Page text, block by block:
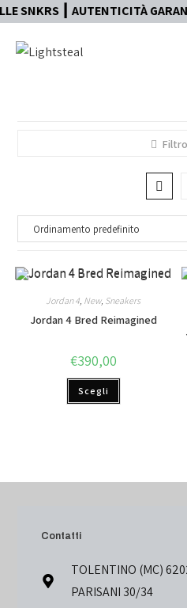
┃ AUTENTICITÀ
Filtro
Jordan 4, New, Sneakers
Jordan 4 Bred Reimagined
€390,00
Scegli
Contatti
TOLENTINO (MC)
PARISANI 30/34